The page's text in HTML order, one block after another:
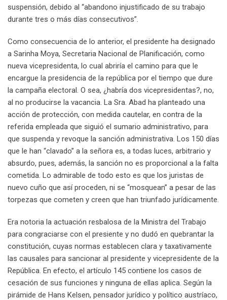
suspensión, debido al “abandono injustificado de su trabajo
durante tres o más días consecutivos”.
Como consecuencia de lo anterior, el presidente ha designado
a Sarinha Moya, Secretaria Nacional de Planificación, como
nueva vicepresidenta, lo cual abriría el camino para que le
encargue la presidencia de la república por el tiempo que dure
la campaña electoral. O sea, ¿habría dos vicepresidentas?, no,
al no producirse la vacancia. La Sra. Abad ha planteado una
acción de protección, con medida cautelar, en contra de la
referida empleada que siguió el sumario administrativo, para
que suspenda y revoque la sanción administrativa. Los 150 días
que le han “clavado” a la señora es, a todas luces, arbitrario y
absurdo, pues, además, la sanción no es proporcional a la falta
cometida. Lo admirable de todo esto es que los juristas de
nuevo cuño que así proceden, ni se “mosquean” a pesar de las
torpezas que cometen y creen que han triunfado jurídicamente.
Era notoria la actuación resbalosa de la Ministra del Trabajo
para congraciarse con el presiente y no dudó en quebrantar la
constitución, cuyas normas establecen clara y taxativamente
las causales para sancionar al presidente y vicepresidente de la
República. En efecto, el artículo 145 contiene los casos de
cesación de sus funciones y ninguna de ellas aplica. Según la
pirámide de Hans Kelsen, pensador jurídico y político austríaco,